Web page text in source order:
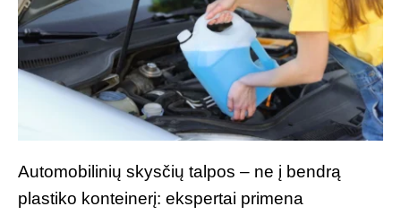
Automobilinių skysčių talpos – ne į bendrą
plastiko konteinerį: ekspertai primena